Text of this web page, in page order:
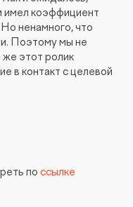
имел коэффициент
ненамного, что
Поэтому мы не
же этот ролик
в контакт с целевой
по ссылке